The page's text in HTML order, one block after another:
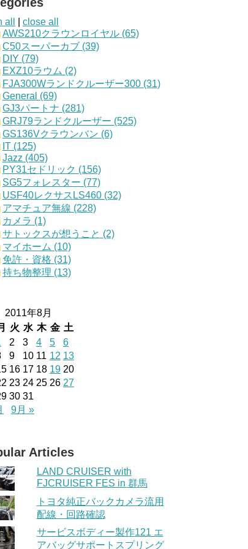
close all
AWS210クラウンロイヤル (65)
C50スーパーカブ (39)
DIY (79)
EXZ10ラウム (2)
FJA300Wランドクルーザー300 (31)
General (69)
GJ3パートナ (281)
GRJ79ランドクルーザー (525)
GS136Vクラウンバン (6)
IT (125)
Jazz (405)
PY31セドリック (156)
SG5フォレスター (77)
USF40レクサスLS460 (32)
アマチュア無線 (228)
カメラ (1)
サトックスが想うこと (2)
マイホーム (10)
免許・資格 (31)
持ち物整理 (13)
2011年8月
火 水 木 金 土
2 3 4 5
6
9 10 11 12 13
16 17 18 19 20
23 24 25 26 27
30 31
9月 »
Articles
LAND CRUISER with
FJCRUISER FES in 群馬
トヨタ純正バックカメラ流用
配線・回路確認
サービスボディー製作121 エ
アバッグサポートスプリング